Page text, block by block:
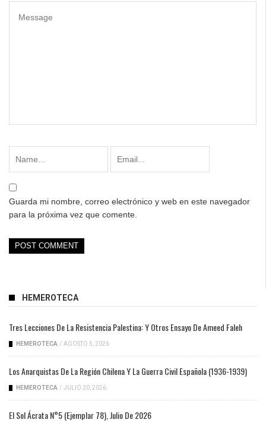
Guarda mi nombre, correo electrónico y web en este navegador
para la próxima vez que comente.
HEMEROTECA
Tres Lecciones De La Resistencia Palestina: Y Otros Ensayo De Ameed Faleh
HEMEROTECA / AGOSTO 5, 2026
Los Anarquistas De La Región Chilena Y La Guerra Civil Española (1936-1939)
HEMEROTECA / JULIO 20, 2026
El Sol Ácrata N°5 (ejemplar 78), Julio De 2026